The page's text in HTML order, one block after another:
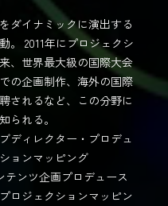
ダイナミックに演出する
。 2011年にプロジェクシ
、世界最大級の国際大会
の企画制作、海外の国際
されるなど、この分野に
られる。
ディレクター・プロデュ
ョンマッピング
テンツ企画プロデュース
ロジェクションマッピン